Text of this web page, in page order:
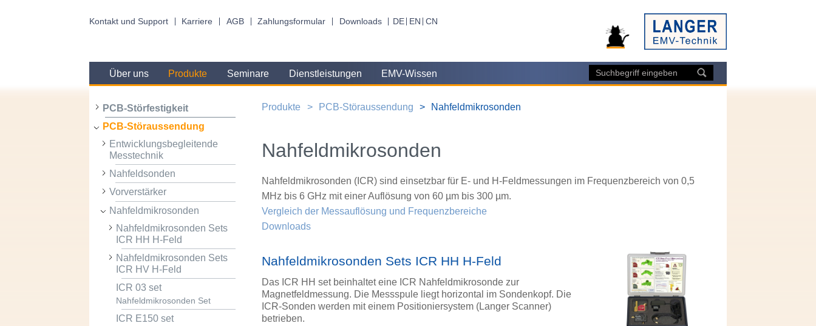
Kontakt und Support Karriere AGB Zahlungsformular Downloads DE EN CN
Über uns Produkte Seminare Dienstleistungen EMV-Wissen
PCB-Störfestigkeit
PCB-Störaussendung
Entwicklungsbegleitende
Messtechnik
Nahfeldsonden
Vorverstärker
Nahfeldmikrosonden
Nahfeldmikrosonden Sets
ICR HH H-Feld
Nahfeldmikrosonden Sets
ICR HV H-Feld
ICR 03 set
Nahfeldmikrosonden Set
ICR E150 set
Produkte PCB-Störaussendung Nahfeldmikrosonden
Nahfeldmikrosonden
Nahfeldmikrosonden (ICR) sind einsetzbar für E- und H-Feldmessungen im Frequenzbereich von 0,5
MHz bis 6 GHz mit einer Auflösung von 60 µm bis 300 µm.
Vergleich der Messauflösung und Frequenzbereiche
Downloads
Nahfeldmikrosonden Sets ICR HH H-Feld
Das ICR HH set beinhaltet eine ICR Nahfeldmikrosonde zur
Magnetfeldmessung. Die Messspule liegt horizontal im Sondenkopf. Die
ICR-Sonden werden mit einem Positioniersystem (Langer Scanner)
betrieben.